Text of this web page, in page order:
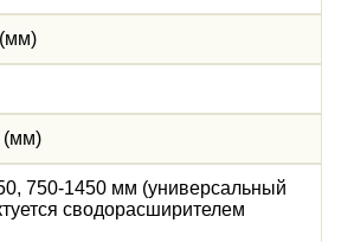
(мм)
750-1450 мм (универсальный
сводорасширителем